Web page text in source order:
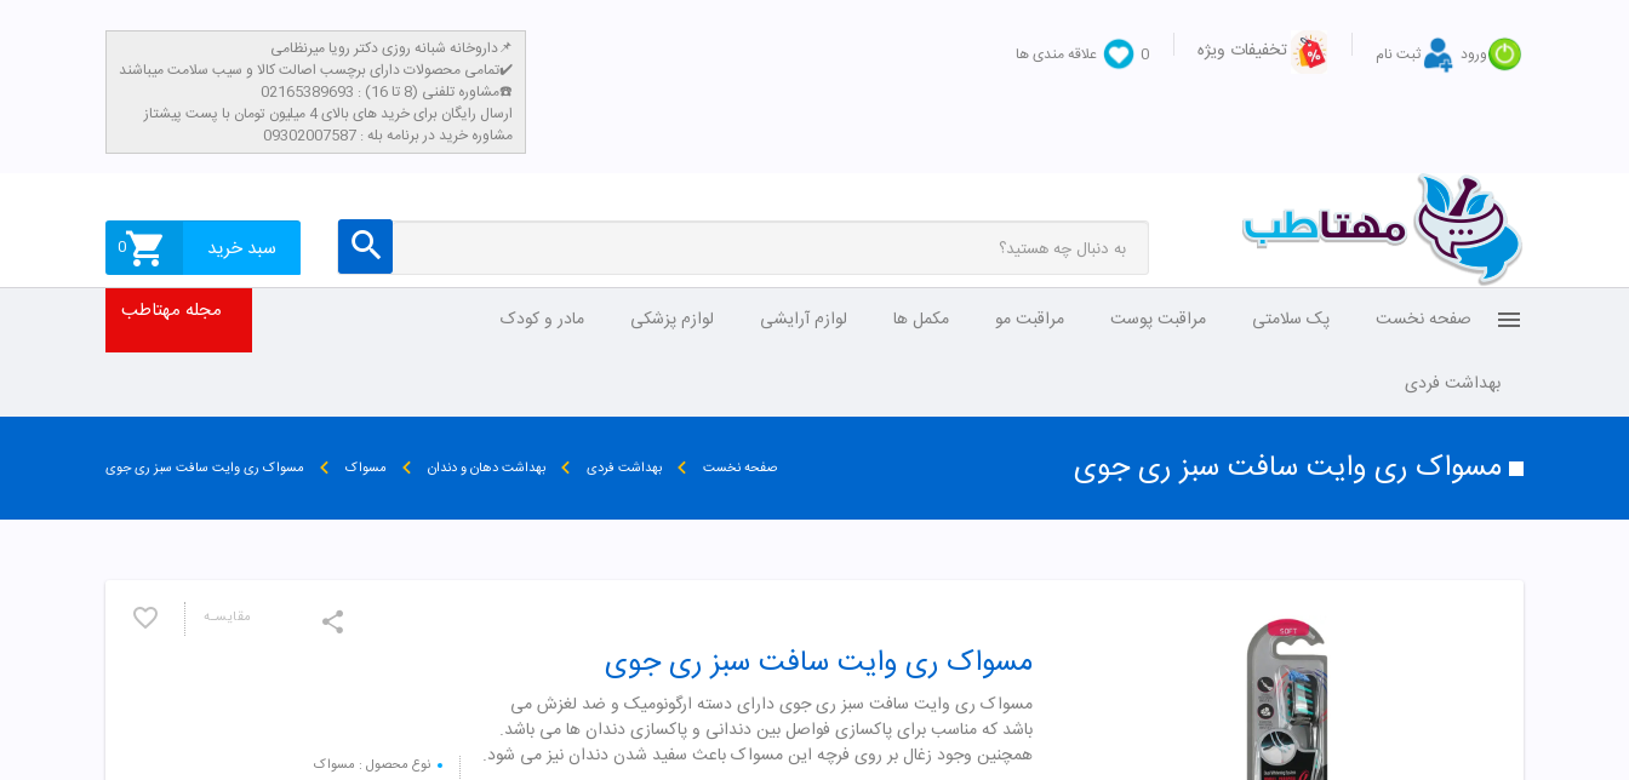
ورود ثبت نام تخفیفات ویژه 0 علاقه مندی ها
داروخانه شبانه روزی دکتر رویا میرنظامی📌
تمامی محصولات دارای برچسب اصالت کالا و سیب سلامت میباشند✔️
مشاوره تلفنی (8 تا 16) : 02165389693☎️
​ارسال رایگان برای خرید های بالای 4 میلیون تومان با پست پیشتاز
مشاوره خرید در برنامه بله : 09302007587
سبد خرید 0
صفحه نخست پک سلامتی مراقبت پوست مراقبت مو مکمل ها لوازم آرایشی لوازم پزشکی مادر و کودک
بهداشت فردی
مجله مهتاطب
مسواک ری وایت سافت سبز ری جوی صفحه نخست بهداشت فردی بهداشت دهان و دندان مسواک مسواک ری وایت سافت سبز ری جوی
مقایسـه
نوع محصول : مسواک
مسواک ری وایت سافت سبز ری جوی
مسواک ری وایت سافت سبز ری جوی دارای دسته ارگونومیک و ضد لغزش می
باشد که مناسب برای پاکسازی فواصل بین دندانی و پاکسازی دندان ها می باشد.
همچنین وجود زغال بر روی فرچه این مسواک باعث سفید شدن دندان نیز می شود.